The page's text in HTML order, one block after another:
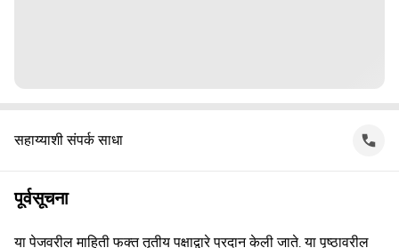
सहाय्याशी संपर्क साधा
पूर्वसूचना
या पेजवरील माहिती फक्त तृतीय पक्षाद्वारे प्रदान केली जाते. या पृष्ठावरील